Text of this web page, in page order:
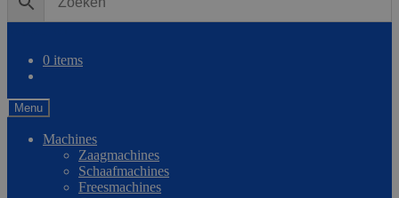
0 items
Menu
Machines
Zaagmachines
Schaafmachines
Freesmachines